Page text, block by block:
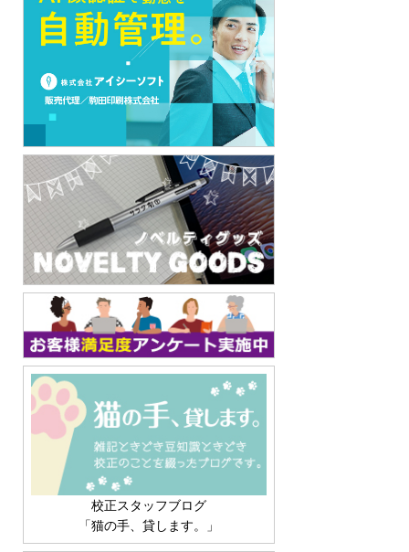
校正スタッフブログ
「猫の手、貸します。」